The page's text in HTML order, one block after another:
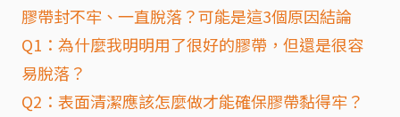
膠帶封不牢、一直脫落？可能是這3個原因結論
Q1：為什麼我明明用了很好的膠帶，但還是很容
易脫落？
Q2：表面清潔應該怎麼做才能確保膠帶黏得牢？